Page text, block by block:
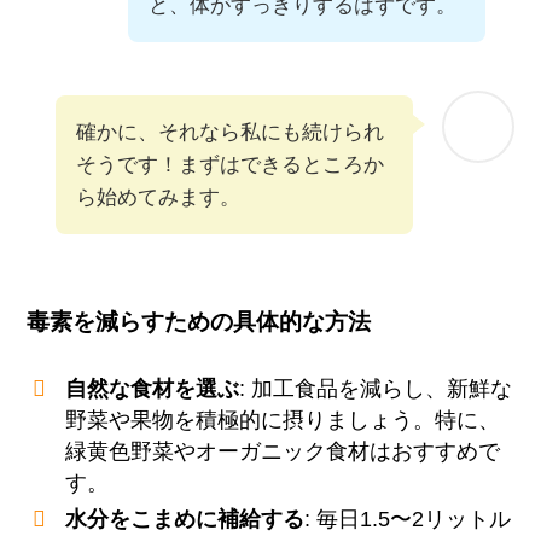
と、体がすっきりするはずです。
確かに、それなら私にも続けられ
そうです！まずはできるところか
ら始めてみます。
毒素を減らすための具体的な方法
自然な食材を選ぶ: 加工食品を減らし、新鮮な
野菜や果物を積極的に摂りましょう。特に、
緑黄色野菜やオーガニック食材はおすすめで
す。
水分をこまめに補給する: 毎日1.5〜2リットル